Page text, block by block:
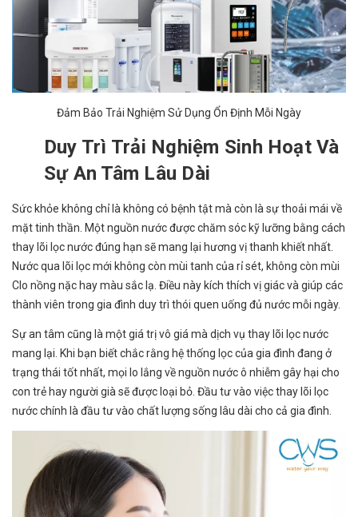
Đảm Bảo Trải Nghiệm Sử Dụng Ổn Định Mỗi Ngày
Duy Trì Trải Nghiệm Sinh Hoạt Và
Sự An Tâm Lâu Dài
Sức khỏe không chỉ là không có bệnh tật mà còn là sự thoải mái về
mặt tinh thần. Một nguồn nước được chăm sóc kỹ lưỡng bằng cách
thay lõi lọc nước đúng hạn sẽ mang lại hương vị thanh khiết nhất.
Nước qua lõi lọc mới không còn mùi tanh của rỉ sét, không còn mùi
Clo nồng nặc hay màu sắc lạ. Điều này kích thích vị giác và giúp các
thành viên trong gia đình duy trì thói quen uống đủ nước mỗi ngày.
Sự an tâm cũng là một giá trị vô giá mà dịch vụ thay lõi lọc nước
mang lại. Khi bạn biết chắc rằng hệ thống lọc của gia đình đang ở
trạng thái tốt nhất, mọi lo lắng về nguồn nước ô nhiễm gây hại cho
con trẻ hay người già sẽ được loại bỏ. Đầu tư vào việc thay lõi lọc
nước chính là đầu tư vào chất lượng sống lâu dài cho cả gia đình.